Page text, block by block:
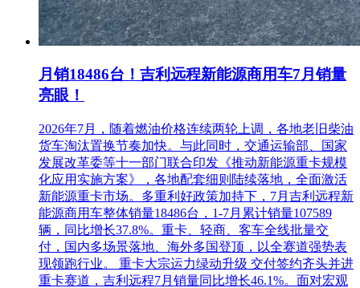
月销18486台！吉利远程新能源商用车7月销量
亮眼！
2026年7月，随着燃油价格连续两轮上调，各地老旧柴油
货车淘汰置换节奏加快。与此同时，交通运输部、国家
发展改革委等十一部门联合印发《推动新能源重卡规模
化应用实施方案》，各地配套细则陆续落地，全面激活
新能源重卡市场。多重利好政策加持下，7月吉利远程新
能源商用车整体销量18486台，1-7月累计销量107589
辆，同比增长37.8%。重卡、轻商、客车全线批量交
付，国内多场景落地、海外多国登顶，以全赛道强势表
现领跑行业。 重卡大宗运力绿动升级 交付签约齐头并进
重卡赛道，吉利远程7月销量同比增长46.1%。面对宏观